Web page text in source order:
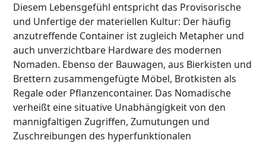
Diesem Lebensgefühl entspricht das Provisorische
und Unfertige der materiellen Kultur: Der häufig
anzutreffende Container ist zugleich Metapher und
auch unverzichtbare Hardware des modernen
Nomaden. Ebenso der Bauwagen, aus Bierkisten und
Brettern zusammengefügte Möbel, Brotkisten als
Regale oder Pflanzencontainer. Das Nomadische
verheißt eine situative Unabhängigkeit von den
mannigfaltigen Zugriffen, Zumutungen und
Zuschreibungen des hyperfunktionalen